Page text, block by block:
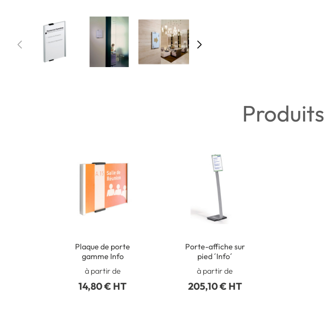
Produits
Plaque de porte
gamme Info
à partir de
14,80 € HT
Porte-affiche sur
pied ´Info´
à partir de
205,10 € HT